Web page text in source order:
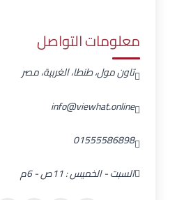
معلومات التواصل
تاون مول، طنطا، الغربية، مصر
info@viewhat.online
01555586898
السبت - الخميس : 11ص - 6م